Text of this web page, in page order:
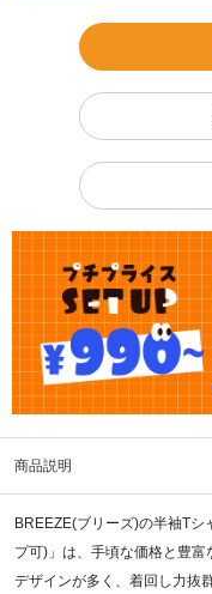
商品説明
BREEZE(ブリーズ)の半袖Tシ
プ可)」は、手頃な価格と豊
デザインが多く、着回し力抜